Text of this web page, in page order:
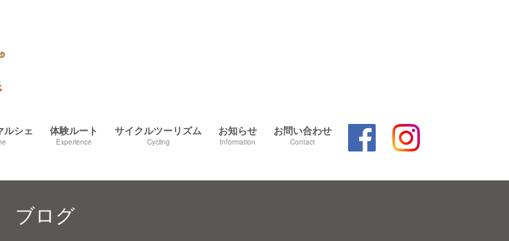
ルシェ 体験ルート
Experience
サイクルツーリズム
Cycling
お知らせ
Information
お問い合わせ
Contact
ブログ